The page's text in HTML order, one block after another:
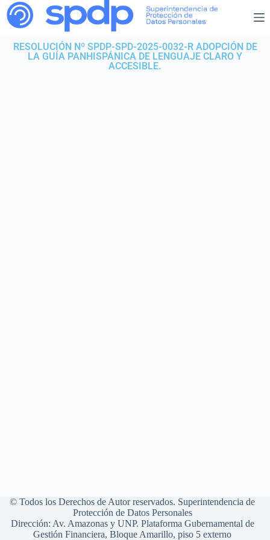
RESOLUCIÓN Nº SPDP-SPD-2025-0032-R ADOPCIÓN DE
LA GUÍA PANHISPÁNICA DE LENGUAJE CLARO Y
ACCESIBLE.
© Todos los Derechos de Autor reservados. Superintendencia de
Protección de Datos Personales
Dirección: Av. Amazonas y UNP. Plataforma Gubernamental de
Gestión Financiera, Bloque Amarillo, piso 5 externo